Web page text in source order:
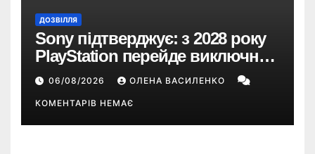
ДОЗВІЛЛЯ
Sony підтверджує: з 2028 року
PlayStation перейде виключно
на цифрові ігри
06/08/2026 ОЛЕНА ВАСИЛЕНКО
КОМЕНТАРІВ НЕМАЄ